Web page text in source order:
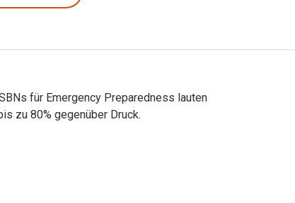
für Emergency Preparedness lauten
zu 80% gegenüber Druck.